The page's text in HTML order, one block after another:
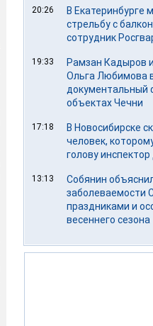
20:26
В Екатеринбурге
стрельбу с
сотрудник
19:33
Рамзан Кадыров
Ольга Любимова
документальный
объектах Чечни
17:18
В Новосибирске
человек,
голову
13:13
Собянин
заболеваемости
праздниками и
весеннего сезона